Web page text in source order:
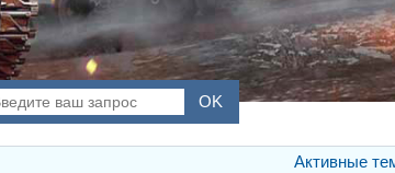
Активные